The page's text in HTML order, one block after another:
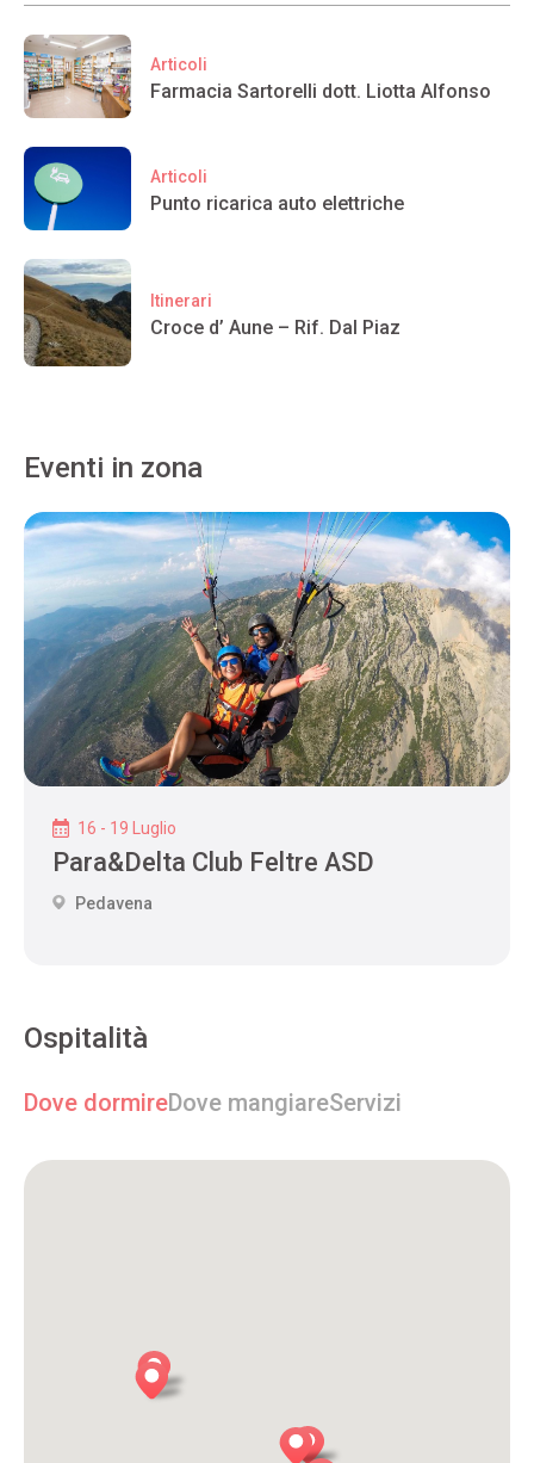
Articoli
Farmacia Sartorelli dott. Liotta Alfonso
Articoli
Punto ricarica auto elettriche
Itinerari
Croce d’ Aune – Rif. Dal Piaz
Eventi in zona
16 - 19 Luglio
Para&Delta Club Feltre ASD
Pedavena
Ospitalità
Dove dormireDove mangiareServizi